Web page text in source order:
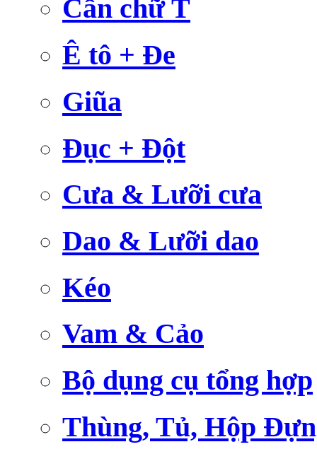
Cần chữ T
Ê tô + Đe
Giũa
Đục + Đột
Cưa & Lưỡi cưa
Dao & Lưỡi dao
Kéo
Vam & Cảo
Bộ dụng cụ tổng hợp
Thùng, Tủ, Hộp